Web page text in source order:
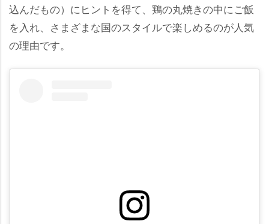
込んだもの）にヒントを得て、鶏の丸焼きの中にご飯
を入れ、さまざまな国のスタイルで楽しめるのが人気
の理由です。